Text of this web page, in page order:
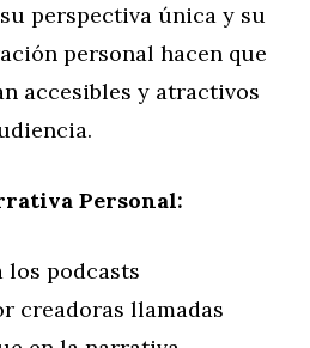
perspectiva única y su
personal hacen que
accesibles y atractivos
Personal:
los podcasts
creadoras llamadas